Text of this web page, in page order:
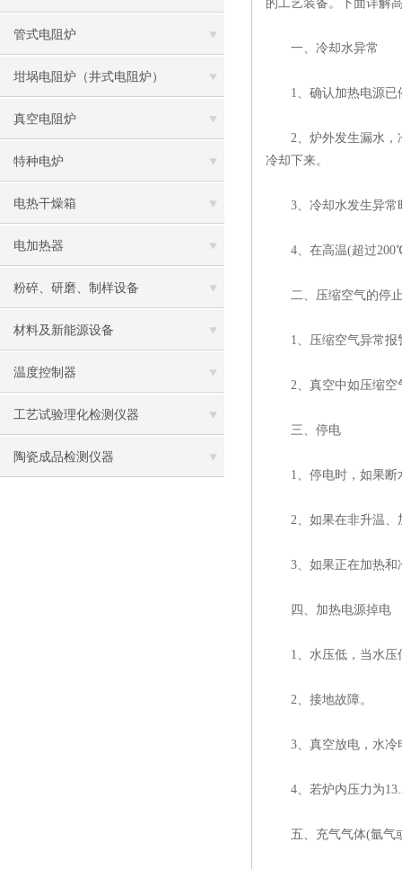
管式电阻炉
坩埚电阻炉（井式电阻炉）
真空电阻炉
特种电炉
电热干燥箱
电加热器
粉碎、研磨、制样设备
材料及新能源设备
温度控制器
工艺试验理化检测仪器
陶瓷成品检测仪器
的工艺装备。下面详解
一、冷却水异常
1、确认加热电源已
2、炉外发生漏水，冷
冷却下来。
3、冷却水发生异常
4、在高温(超过200℃
二、压缩空气的停
1、压缩空气异常报警
2、真空中如压缩空气
三、停电
1、停电时，如果断
2、如果在非升温、加
3、如果正在加热和冷
四、加热电源掉电
1、水压低，当水压
2、接地故障。
3、真空放电，水冷
4、若炉内压力为
五、充气气体(氩气